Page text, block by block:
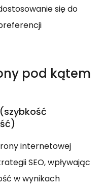
się do
pod kątem
internetowej
SEO, wpływając
w wynikach